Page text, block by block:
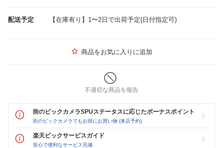
配送予定 【在庫有り】1〜2日で出荷予定(日付指定可)
商品をお気に入りに追加
不適切な商品を報告
街のビックカメラSPUステータスに応じたボーナスポイント
街のビックカメラでもお得にお買い物 (来店予約)
楽天ビックサービスガイド
安心で便利なサービス完備